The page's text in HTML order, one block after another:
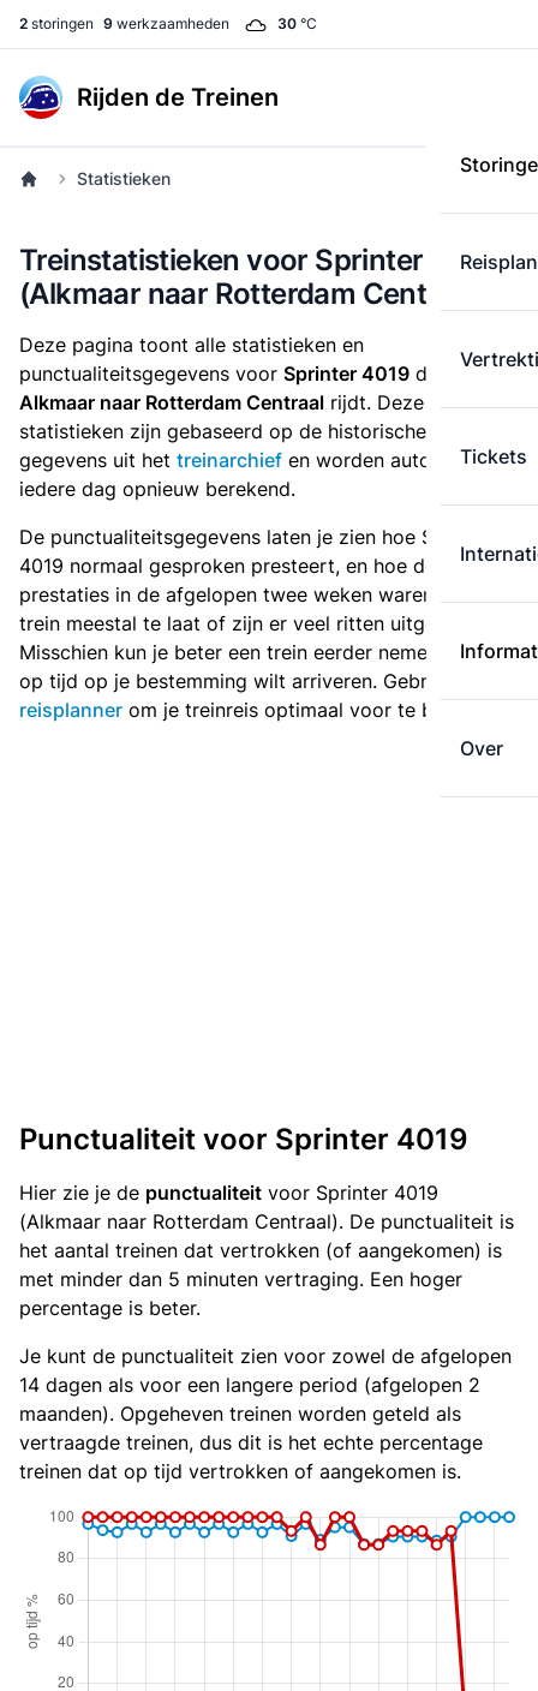
2 storingen 9 werkzaamheden 30 °C
Rijden de Treinen
Tickets
Over
Statistieken
Treinstatistieken voor Sprinter 4019
(Alkmaar naar Rotterdam Centraal)
Deze pagina toont alle statistieken en
punctualiteitsgegevens voor Sprinter 4019 die
van
Alkmaar naar Rotterdam Centraal rijdt. Deze
statistieken zijn gebaseerd op de historische
gegevens uit het treinarchief en worden automatisch
iedere dag opnieuw berekend.
De punctualiteitsgegevens laten je zien hoe Sprinter
4019 normaal gesproken presteert, en hoe de
prestaties in de afgelopen twee weken waren. Is deze
trein meestal te laat of zijn er veel ritten uitgevallen?
Misschien kun je beter een trein eerder nemen als je
op tijd op je bestemming wilt arriveren. Gebruik de
reisplanner om je treinreis optimaal voor te bereiden.
Punctualiteit voor Sprinter 4019
Hier zie je de punctualiteit voor Sprinter 4019
(Alkmaar naar Rotterdam Centraal). De punctualiteit is
het aantal treinen dat vertrokken (of aangekomen) is
met minder dan 5 minuten vertraging. Een hoger
percentage is beter.
Je kunt de punctualiteit zien voor zowel de afgelopen
14 dagen als voor een langere period (afgelopen 2
maanden). Opgeheven treinen worden geteld als
vertraagde treinen, dus dit is het echte percentage
treinen dat op tijd vertrokken of aangekomen is.